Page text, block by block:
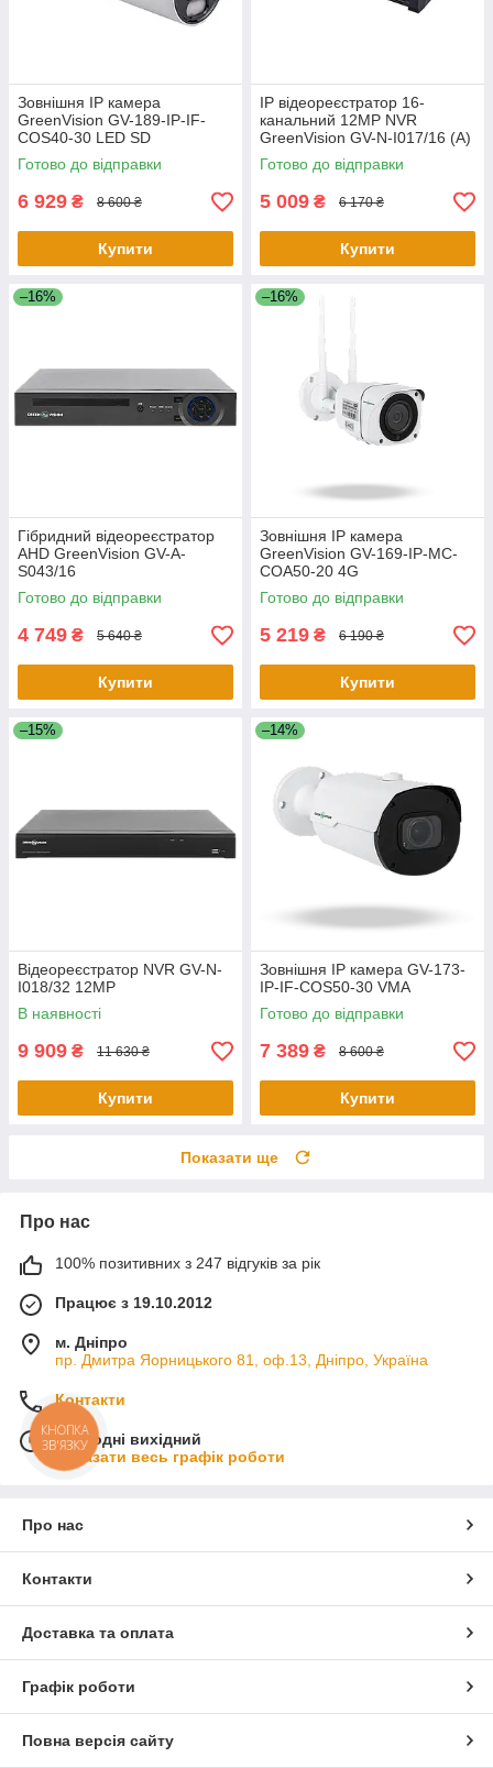
Зовнішня IP камера
GreenVision GV-189-IP-IF-
COS40-30 LED SD
Готово до відправки
6 929 ₴ 8 600 ₴
Купити
IP відеореєстратор 16-
канальний 12MP NVR
GreenVision GV-N-I017/16 (A)
Готово до відправки
5 009 ₴ 6 170 ₴
Купити
–16%
Гібридний відеореєстратор
AHD GreenVision GV-A-
S043/16
Готово до відправки
4 749 ₴ 5 640 ₴
Купити
–16%
Зовнішня IP камера
GreenVision GV-169-IP-MC-
COA50-20 4G
Готово до відправки
5 219 ₴ 6 190 ₴
Купити
–15%
Відеореєстратор NVR GV-N-
I018/32 12MP
В наявності
9 909 ₴ 11 630 ₴
Купити
–14%
Зовнішня IP камера GV-173-
IP-IF-COS50-30 VMA
Готово до відправки
7 389 ₴ 8 600 ₴
Купити
Показати ще
Про нас
100% позитивних з 247 відгуків за рік
Працює з 19.10.2012
м. Дніпро
пр. Дмитра Яорницького 81, оф.13, Дніпро, Україна
Контакти
Сьогодні вихідний
Показати весь графік роботи
Про нас
Контакти
Доставка та оплата
Графік роботи
Повна версія сайту
КНОПКА
ЗВ'ЯЗКУ